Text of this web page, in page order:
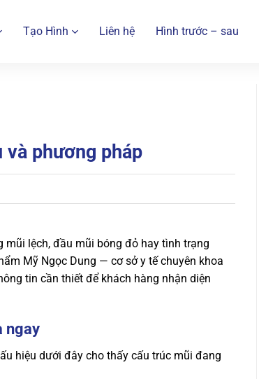
Tạo Hình Liên hệ Hình trước – sau
và phương pháp
lệch, đầu mũi bóng đỏ hay tình trạng
Mỹ Ngọc Dung — cơ sở y tế chuyên khoa
tin cần thiết để khách hàng nhận diện
ngay
hiệu dưới đây cho thấy cấu trúc mũi đang